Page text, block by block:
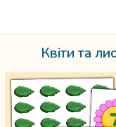
Квіти та